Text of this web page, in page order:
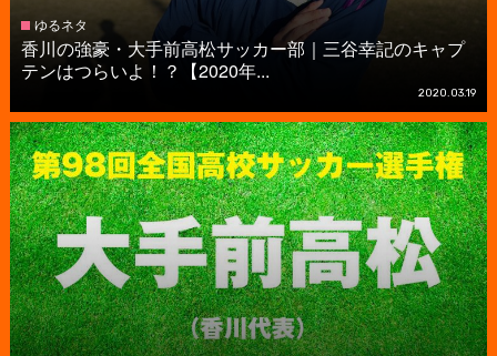
ゆるネタ
香川の強豪・大手前高松サッカー部｜三谷幸記のキャプ
テンはつらいよ！？【2020年...
2020.03.19